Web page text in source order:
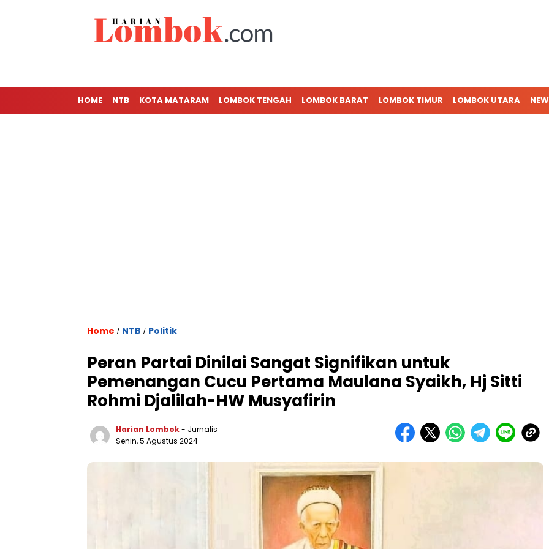
HOME NTB KOTA MATARAM LOMBOK TENGAH LOMBOK BARAT LOMBOK TIMUR LOMBOK UTARA
Home / NTB / Politik
Peran Partai Dinilai Sangat Signifikan untuk
Pemenangan Cucu Pertama Maulana Syaikh, Hj Sitti
Rohmi Djalilah-HW Musyafirin
Harian Lombok- Jurnalis
Senin, 5 Agustus 2024